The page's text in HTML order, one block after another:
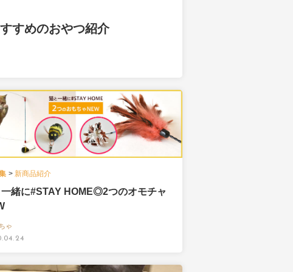
すめのおやつ紹介
新商品紹介
緒に#STAY HOME◎2つのオモチャ
ゃ